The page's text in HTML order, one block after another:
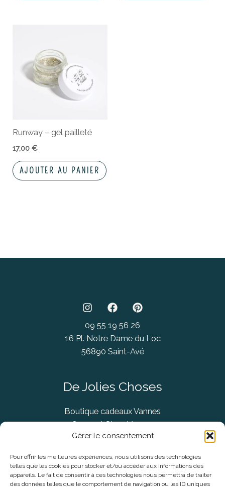
Gérer le consentement
Pour offrir les meilleures expériences, nous utilisons des technologies
telles que les cookies pour stocker et/ou accéder aux informations des
appareils. Le fait de consentir à ces technologies nous permettra de traiter
des données telles que le comportement de navigation ou les ID uniques
Runway – gel pailleté
17,00€
AJOUTER AU PANIER
09 55 19 56 26
16 Pl. Notre Dame du Loc
56890 Saint-Avé
De Jolies Choses
Boutique cadeaux Vannes
Concept Store Vannes
Informations légales